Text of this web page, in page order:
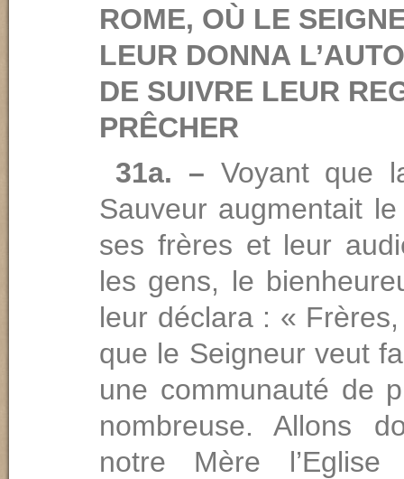
ROME, OÙ LE
LEUR DONNA
DE SUIVRE LEUR
PRÊCHER
31a. – Voyant que
Sauveur augmentait
ses frères et leur
les gens, le
leur déclara : «
que le Seigneur veut
une communauté de
nombreuse. Allons
notre Mère